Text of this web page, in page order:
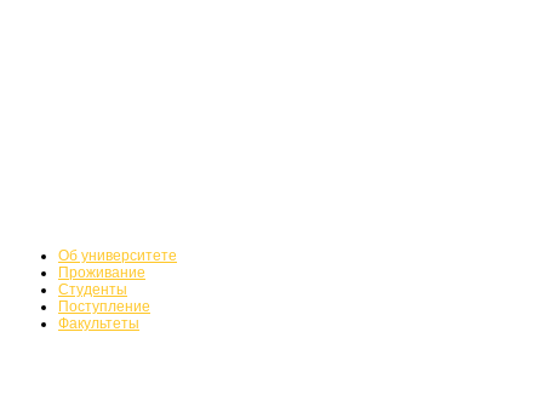
Поступление
Об университете
Проживание
Студенты
Поступление
Факультеты